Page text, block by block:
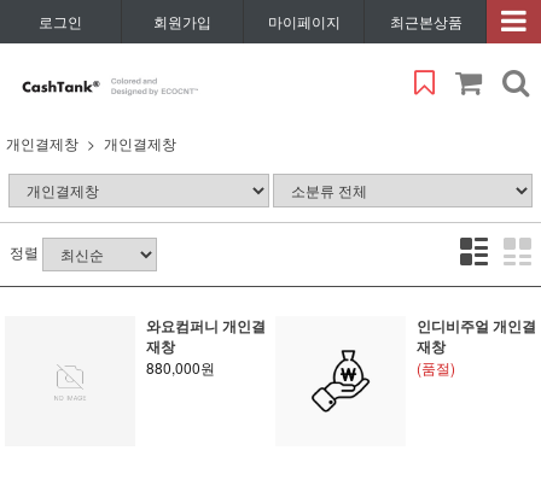
로그인 회원가입 마이페이지 최근본상품
개인결제창 개인결제창
정렬
와요컴퍼니 개인결
재창
880,000원
인디비주얼 개인결
재창
(품절)